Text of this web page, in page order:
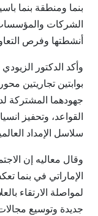
بنما ومنطقة بنما
الشركات والمؤسسات
أنشطتها وفرص
وأكد الدكتور
بوابتين تجاريتين
جهودهما المشتركة
القواعد، وتحفيز
سلاسل الإمداد
وقال معاليه إن
الإماراتي في بنما
لمواصلة الارتقاء
جديدة وتوسيع